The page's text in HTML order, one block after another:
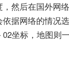
然后在国外网
据网络的情况
02坐标，地图则